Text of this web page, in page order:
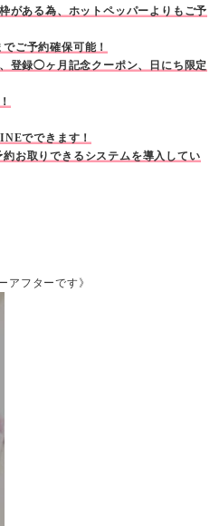
ある為、ホットペッパーよりもご予
ご予約確保可能！
登録◯ヶ月記念クーポン、日にち限定
でできます！
お取りできるシステムを導入してい
アフターです》